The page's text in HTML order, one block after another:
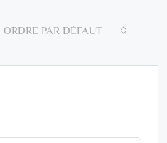
ORDRE PAR DÉFAUT